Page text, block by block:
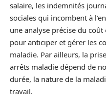
salaire, les indemnités
sociales qui incombent à
une analyse précise du
pour anticiper et gérer les
maladie. Par ailleurs, la
arrêts maladie dépend de
durée, la nature de la
travail.